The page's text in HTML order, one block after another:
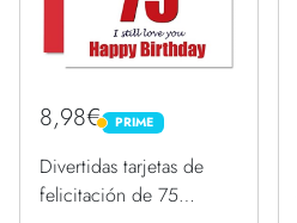
8,98€ PRIME
PRIME
Divertidas tarjetas de
felicitación de 75